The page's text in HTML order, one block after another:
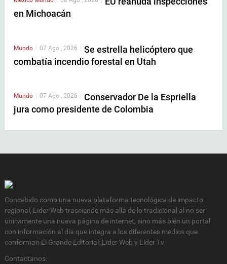
en Michoacán
Mundo | 07 Ago , 2026 | Se estrella helicóptero que
combatía incendio forestal en Utah
Mundo 07 Ago , 2026
Conservador De la Espriella
jura como presidente de Colombia
Concebido como una nueva plataforma tecnológica de impacto
regional, Lider Web trasciende más allá de lo tradicional al no ser
únicamente una nueva página de internet, sino más bien un portal
con información al día que integra a los diferentes medios que
conforman El Grande Editorial: Líder Web y Líder Tv
Contactanos: